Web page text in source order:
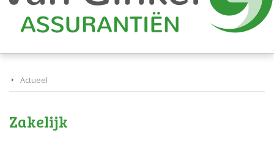
Actueel
Zakelijk